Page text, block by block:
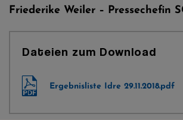
Friederike Weiler – Pressechefin
Dateien zum Download
Ergebnisliste Idre 29.11.2018.pdf